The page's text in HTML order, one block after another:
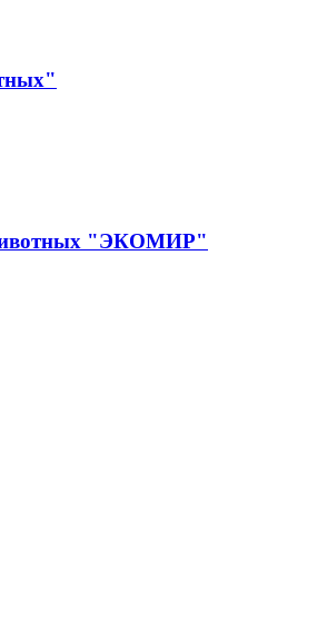
животных "ЭКОМИР"